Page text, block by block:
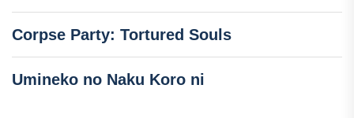
Corpse Party: Tortured Souls
Umineko no Naku Koro ni